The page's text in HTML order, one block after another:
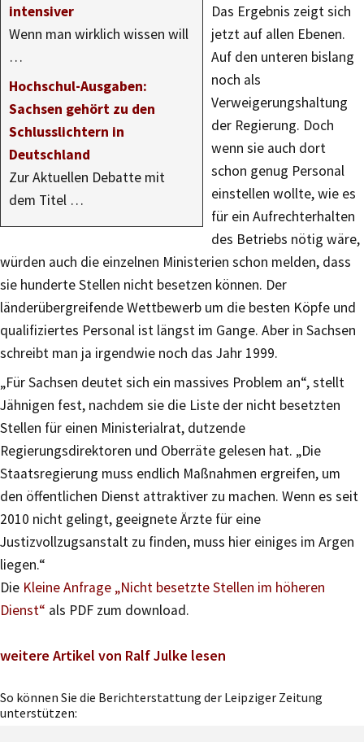
intensiver
Wenn man wirklich wissen will
…
Hochschul-Ausgaben:
Sachsen gehört zu den
Schlusslichtern in
Deutschland
Zur Aktuellen Debatte mit
dem Titel …
Das Ergebnis zeigt sich
jetzt auf allen Ebenen.
Auf den unteren bislang
noch als
Verweigerungshaltung
der Regierung. Doch
wenn sie auch dort
schon genug Personal
einstellen wollte, wie es
für ein Aufrechterhalten
des Betriebs nötig wäre,
würden auch die einzelnen Ministerien schon melden, dass
sie hunderte Stellen nicht besetzen können. Der
länderübergreifende Wettbewerb um die besten Köpfe und
qualifiziertes Personal ist längst im Gange. Aber in Sachsen
schreibt man ja irgendwie noch das Jahr 1999.
„Für Sachsen deutet sich ein massives Problem an“, stellt
Jähnigen fest, nachdem sie die Liste der nicht besetzten
Stellen für einen Ministerialrat, dutzende
Regierungsdirektoren und Oberräte gelesen hat. „Die
Staatsregierung muss endlich Maßnahmen ergreifen, um
den öffentlichen Dienst attraktiver zu machen. Wenn es seit
2010 nicht gelingt, geeignete Ärzte für eine
Justizvollzugsanstalt zu finden, muss hier einiges im Argen
liegen.“
Die Kleine Anfrage „Nicht besetzte Stellen im höheren
Dienst“ als PDF zum download.
weitere Artikel von Ralf Julke lesen
So können Sie die Berichterstattung der Leipziger Zeitung
unterstützen: